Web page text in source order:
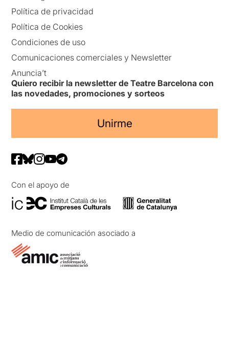
Política de privacidad
Política de Cookies
Condiciones de uso
Comunicaciones comerciales y Newsletter
Anuncia’t
Quiero recibir la newsletter de Teatre Barcelona con
las novedades, promociones y sorteos
Unirme
Con el apoyo de
Medio de comunicación asociado a